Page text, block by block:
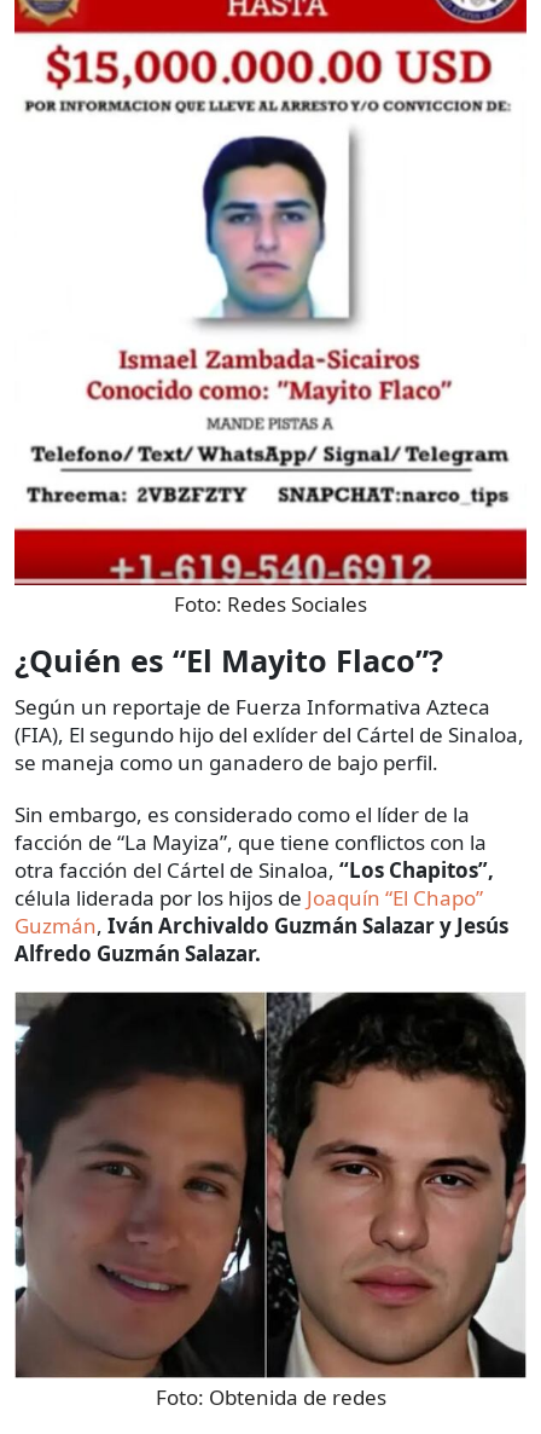
Foto: Redes Sociales
¿Quién es “El Mayito Flaco”?
Según un reportaje de Fuerza Informativa Azteca
(FIA), El segundo hijo del exlíder del Cártel de Sinaloa,
se maneja como un ganadero de bajo perfil.
Sin embargo, es considerado como el líder de la
facción de “La Mayiza”, que tiene conflictos con la
otra facción del Cártel de Sinaloa, “Los Chapitos”,
célula liderada por los hijos de Joaquín “El Chapo”
Guzmán, Iván Archivaldo Guzmán Salazar y Jesús
Alfredo Guzmán Salazar.
Foto: Obtenida de redes